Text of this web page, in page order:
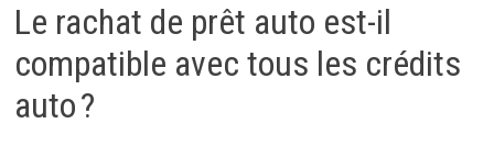
Le rachat de prêt auto est-il
compatible avec tous les crédits
auto ?